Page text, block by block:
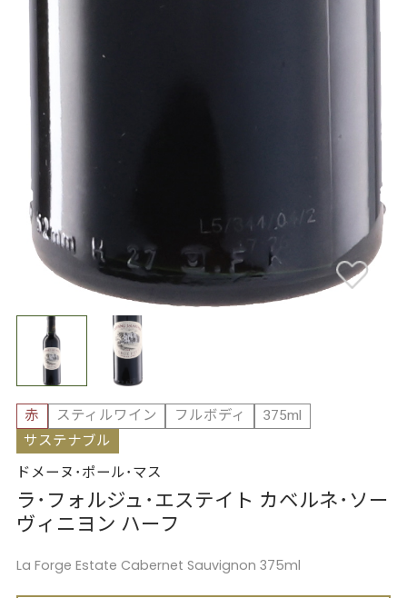
赤 スティルワイン フルボディ
375ml
サステナブル
ドメーヌ･ポール･マス
ラ･フォルジュ･エステイト カベルネ･ソー
ヴィニヨン ハーフ
La Forge Estate Cabernet Sauvignon 375ml